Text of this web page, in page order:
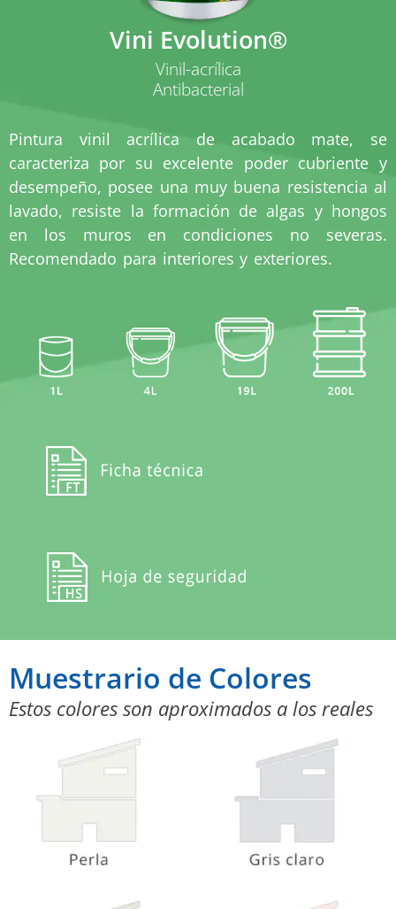
Vini Evolution®
Vinil-acrílica
Antibacterial
Pintura vinil acrílica de acabado mate, se
caracteriza por su excelente poder cubriente y
desempeño, posee una muy buena resistencia al
lavado, resiste la formación de algas y hongos
en los muros en condiciones no severas.
Recomendado para interiores y exteriores.
Muestrario de Colores
Estos colores son aproximados a los reales